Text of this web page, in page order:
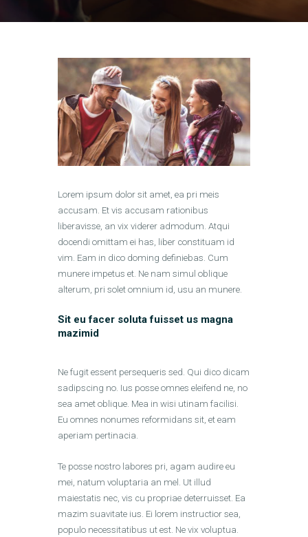
Lorem ipsum dolor sit amet, ea pri meis
accusam. Et vis accusam rationibus
liberavisse, an vix viderer admodum. Atqui
docendi omittam ei has, liber constituam id
vim. Eam in dico doming definiebas. Cum
munere impetus et. Ne nam simul oblique
alterum, pri solet omnium id, usu an munere.
Sit eu facer soluta fuisset us magna
mazimid
Ne fugit essent persequeris sed. Qui dico dicam
sadipscing no. Ius posse omnes eleifend ne, no
sea amet oblique. Mea in wisi utinam facilisi.
Eu omnes nonumes reformidans sit, et eam
aperiam pertinacia.
Te posse nostro labores pri, agam audire eu
mei, natum voluptaria an mel. Ut illud
maiestatis nec, vis cu propriae deterruisset. Ea
mazim suavitate ius. Ei lorem instructior sea,
populo necessitatibus ut est. Ne vix voluptua.